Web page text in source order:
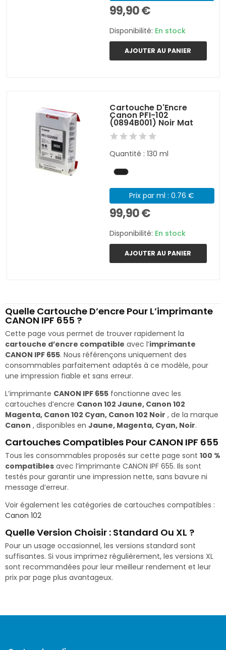
99,90 €
Disponibilité: En stock
AJOUTER AU PANIER
Cartouche D'Encre
Canon PFI-102
(0894B001) Noir Mat
Quantité : 130 ml
Prix par ml : 0.76 €
99,90 €
Disponibilité: En stock
AJOUTER AU PANIER
Quelle Cartouche D’encre Pour L’imprimante
CANON IPF 655 ?
Cette page vous permet de trouver rapidement la
cartouche d’encre compatible avec l’imprimante
CANON IPF 655. Nous référençons uniquement des
consommables parfaitement adaptés à ce modèle, pour
une impression fiable et sans erreur.
L’imprimante CANON IPF 655 fonctionne avec les
cartouches d’encre Canon 102 Jaune, Canon 102
Magenta, Canon 102 Cyan, Canon 102 Noir , de la marque
Canon , disponibles en Jaune, Magenta, Cyan, Noir.
Cartouches Compatibles Pour CANON IPF 655
Tous les consommables proposés sur cette page sont 100 %
compatibles avec l’imprimante CANON IPF 655. Ils sont
testés pour garantir une impression nette, sans bavure ni
message d’erreur.
Voir également les catégories de cartouches compatibles :
Canon 102
Quelle Version Choisir : Standard Ou XL ?
Pour un usage occasionnel, les versions standard sont
suffisantes. Si vous imprimez régulièrement, les versions XL
sont recommandées pour leur meilleur rendement et leur
prix par page plus avantageux.